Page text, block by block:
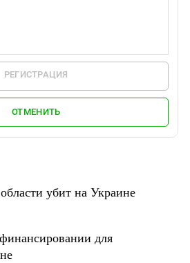
РЕГИСТРАЦИЯ
ОТМЕНИТЬ
убит на Украине
для